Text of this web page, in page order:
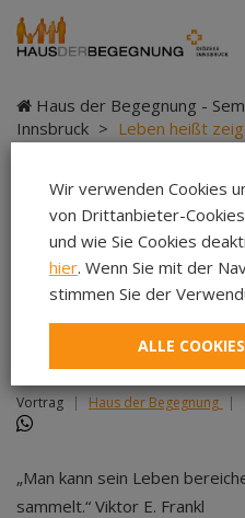
Haus der Begegnung -
Innsbruck > Leben heißt
Leben
was
Vortrag | Haus der Begegnung |
„Man kann sein Leben
sammelt.“ Viktor E. Frankl
Wir verwenden Cookies
von Drittanbieter-
und wie Sie Cookies
hier. Wenn Sie mit der
stimmen Sie der
ALLE